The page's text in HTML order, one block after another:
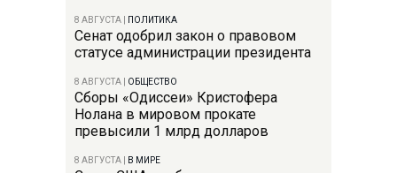
8 АВГУСТА ПОЛИТИКА
Сенат одобрил закон о правовом
статусе администрации президента
8 АВГУСТА ОБЩЕСТВО
Сборы «Одиссеи» Кристофера
Нолана в мировом прокате
превысили 1 млрд долларов
8 АВГУСТА В МИРЕ